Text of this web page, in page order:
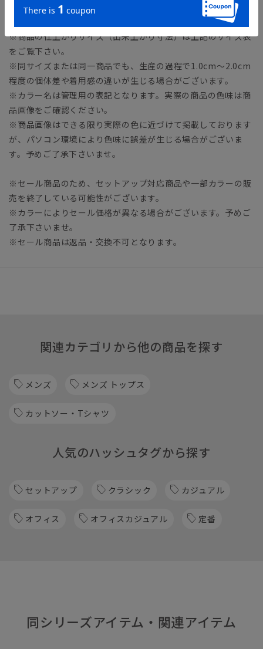
25.0cm
※商品の仕上がりサイズ（出来上がり寸法）は上記のサイズ表
をご覧下さい。
※同サイズまたは同一商品でも、生産の過程で1.0cm～2.0cm
程度の個体差や着用感の違いが生じる場合がございます。
※カラー名は管理用の表記となります。実際の商品の色味は商
品画像をご確認ください。
※商品画像はできる限り実際の色に近づけて掲載しております
が、パソコン環境により色味に誤差が生じる場合がございま
す。予めご了承下さいませ。
※セール商品のため、セットアップ対応商品や一部カラーの販
売を終了している可能性がございます。
※カラーによりセール価格が異なる場合がございます。予めご
了承下さいませ。
※セール商品は返品・交換不可となります。
関連カテゴリから他の商品を探す
メンズ メンズ トップス
カットソー・Tシャツ
人気のハッシュタグから探す
セットアップ クラシック カジュアル
オフィス オフィスカジュアル 定番
同シリーズアイテム・関連アイテム